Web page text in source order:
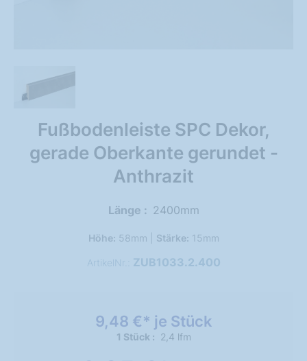
Fußbodenleiste SPC Dekor,
gerade Oberkante gerundet -
Anthrazit
Länge 2400mm
Höhe: 58mm | Stärke: 15mm
ArtikelNr.: ZUB1033.2.400
9,48 €* je Stück
1 Stück 2,4 lfm